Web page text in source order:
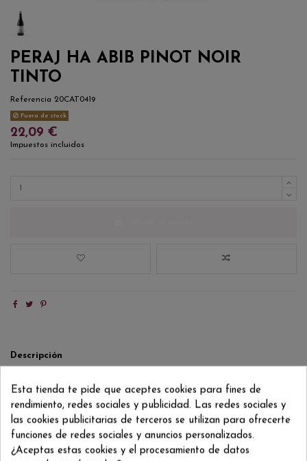
PERAJ HA ABIB PINOT NOIR
TINTO
Referencia 20CAT0419
Fuera de stock
22,09 €
Impuestos incluidos
Descripción
Reviews (0)
100% Pinot Noir Vino Kosher. Vino de gran complejidad, destacan las
notas de fruta roja muy golosa, notas de hierbas balsámicas y toques
especiados. En boca es freso y mineral, elegante con volumen y una
Esta tienda te pide que aceptes cookies para fines de
rendimiento, redes sociales y publicidad. Las redes sociales y
las cookies publicitarias de terceros se utilizan para ofrecerte
funciones de redes sociales y anuncios personalizados.
¿Aceptas estas cookies y el procesamiento de datos